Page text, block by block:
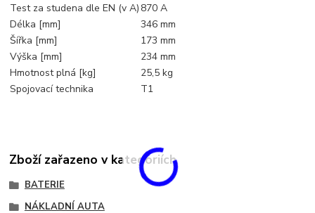
Test za studena dle EN (v A) 870 A
Délka [mm]
346 mm
Šířka [mm]
173 mm
Výška [mm]
234 mm
Hmotnost plná [kg]
25,5 kg
Spojovací technika
T1
Zboží zařazeno v kategoriích
BATERIE
NÁKLADNÍ AUTA